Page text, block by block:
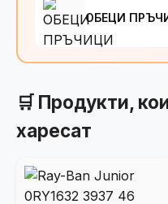
ОБЕЦИ
🛒 Продукти,
харесат